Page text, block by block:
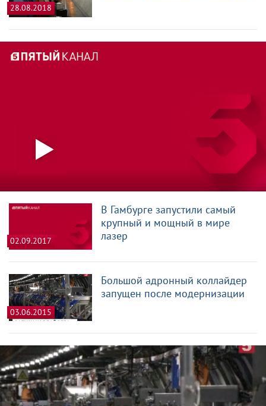
28.08.2018
02.09.2017
В Гамбурге запустили самый
крупный и мощный в мире
лазер
03.06.2015
Большой адронный коллайдер
запущен после модернизации